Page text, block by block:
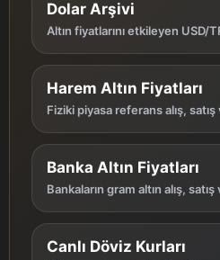
Dolar Arşivi
Altın fiyatlarını etkileyen USD/
Harem Altın Fiyatları
Fiziki piyasa referans alış, satış
Banka Altın Fiyatları
Bankaların gram altın alış,
Canlı Döviz Kurları